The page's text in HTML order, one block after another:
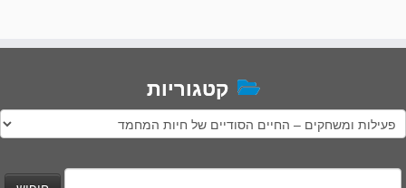
קטגוריות
קטגוריות
חיפוש: